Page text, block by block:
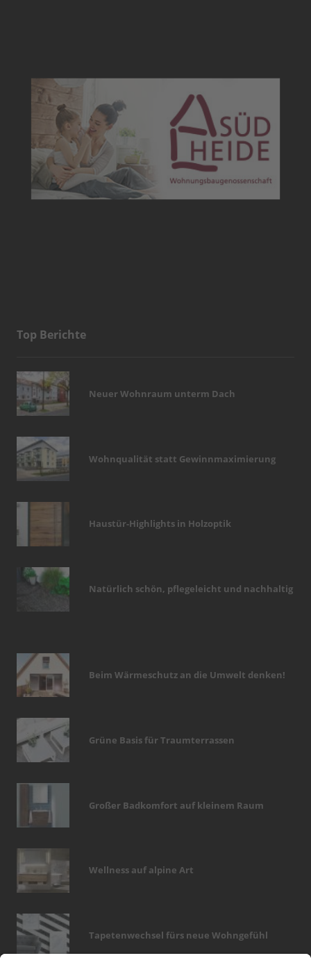
Top Berichte
Neuer Wohnraum unterm Dach
Wohnqualität statt Gewinnmaximierung
Haustür-Highlights in Holzoptik
Natürlich schön, pflegeleicht und nachhaltig
Beim Wärmeschutz an die Umwelt denken!
Grüne Basis für Traumterrassen
Großer Badkomfort auf kleinem Raum
Wellness auf alpine Art
Tapetenwechsel fürs neue Wohngefühl